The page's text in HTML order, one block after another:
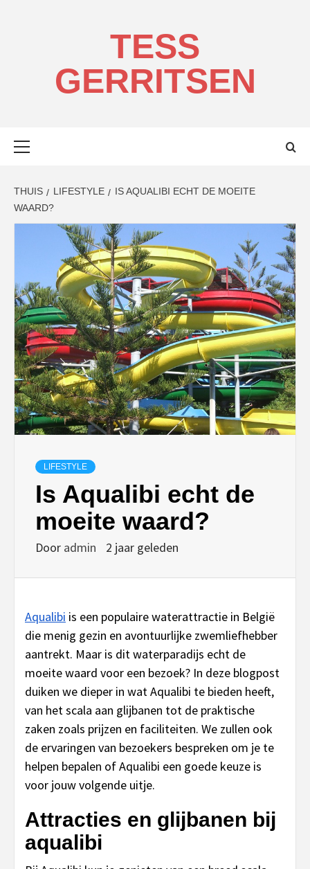
TESS
GERRITSEN
THUIS LIFESTYLE
IS AQUALIBI ECHT DE MOEITE
WAARD?
LIFESTYLE
Is Aqualibi echt de
moeite waard?
Door admin 2 jaar geleden
Aqualibi is een populaire waterattractie in België
die menig gezin en avontuurlijke zwemliefhebber
aantrekt. Maar is dit waterparadijs echt de
moeite waard voor een bezoek? In deze blogpost
duiken we dieper in wat Aqualibi te bieden heeft,
van het scala aan glijbanen tot de praktische
zaken zoals prijzen en faciliteiten. We zullen ook
de ervaringen van bezoekers bespreken om je te
helpen bepalen of Aqualibi een goede keuze is
voor jouw volgende uitje.
Attracties en glijbanen bij
aqualibi